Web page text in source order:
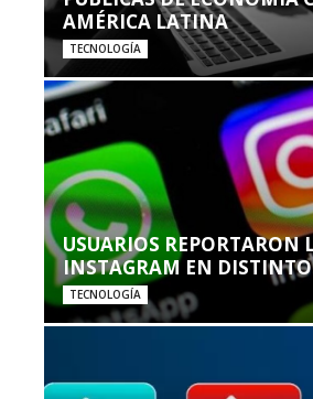
AMÉRICA LATINA
TECNOLOGÍA
USUARIOS REPORTARON
INSTAGRAM EN
TECNOLOGÍA